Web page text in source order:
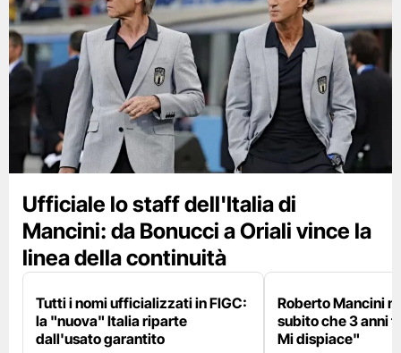
Ufficiale lo staff dell'Italia di
Mancini: da Bonucci a Oriali vince la
linea della continuità
Tutti i nomi ufficializzati in FIGC:
la "nuova" Italia riparte
dall'usato garantito
Roberto Mancini
subito che 3 anni
Mi dispiace"